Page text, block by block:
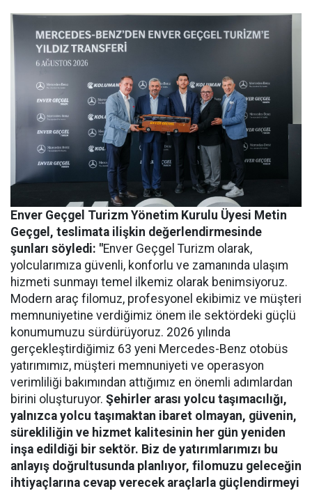
Enver Geçgel Turizm Yönetim Kurulu Üyesi Metin
Geçgel , teslimata ilişkin değerlendirmesinde
şunları söyledi: "Enver Geçgel Turizm olarak,
yolcularımıza güvenli, konforlu ve zamanında ulaşım
hizmeti sunmayı temel ilkemiz olarak benimsiyoruz.
Modern araç filomuz, profesyonel ekibimiz ve müşteri
memnuniyetine verdiğimiz önem ile sektördeki güçlü
konumumuzu sürdürüyoruz. 2026 yılında
gerçekleştirdiğimiz 63 yeni Mercedes-Benz otobüs
yatırımımız, müşteri memnuniyeti ve operasyon
verimliliği bakımından attığımız en önemli adımlardan
birini oluşturuyor. Şehirler arası yolcu taşımacılığı,
yalnızca yolcu taşımaktan ibaret olmayan, güvenin,
sürekliliğin ve hizmet kalitesinin her gün yeniden
inşa edildiği bir sektör. Biz de yatırımlarımızı bu
anlayış doğrultusunda planlıyor, filomuzu geleceğin
ihtiyaçlarına cevap verecek araçlarla güçlendirmeyi